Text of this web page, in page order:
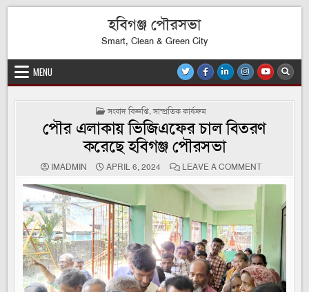
হবিগঞ্জ পৌরসভা
Smart, Clean & Green City
MENU
POSTED
সংবাদ বিজ্ঞপ্তি,সাম্প্রতিক কার্যক্রম
পৌর এলাকায় ভিজিএফের চাল বিতরণ
করেছে হবিগঞ্জ পৌরসভা
IMADMIN APRIL 6, 2024 LEAVE A COMMENTON
এলাকায়
ভিজিএফের
হবিগঞ্জ
পৌরসভা